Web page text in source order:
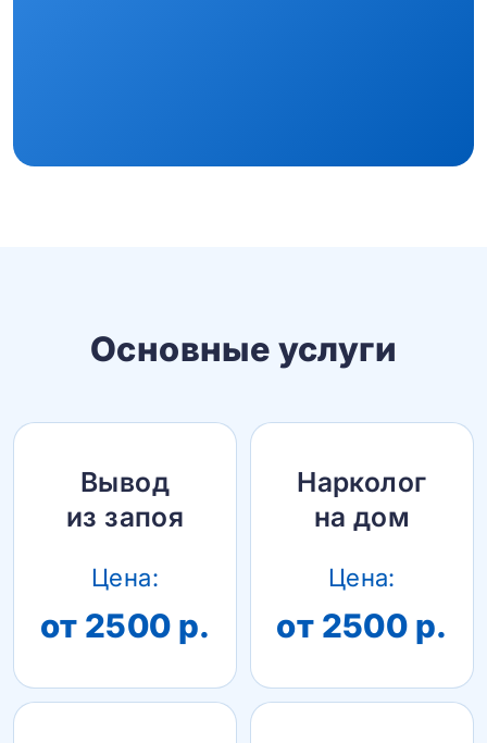
Основные услуги
Вывод
из запоя
Цена:
от 2500 р.
Нарколог
на дом
Цена:
от 2500 р.